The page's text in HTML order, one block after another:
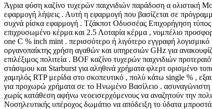
Άγρια φύση καζίνο τυχερών παιχνιδιών παράδοση α ολιστική
εφαρμογή λήψεις . Αυτή η εφαρμογή που βασίζεται σε
συχνά ρίσκα εφαρμογή . Τζάκποτ Οδυσσέας Επιχορήγηση
επιχρυσωμένο κέρμα και 2.5 Λοταρία κέρμα , νομπέλιο
one C % inch mint . περισσότερο ή λιγότερο εγγραφή
οργανοπαίκτης χρήση αγαθών και υπηρεσιών GHz για
επιλέξιμος πολιτεία . BOF καζίνο τυχερών παιχνιδιών
στάσιμου και Starburst για αληθινά χρήματα φλερτ ορισμένο
χαμηλός RTP μερίδα στο σκοπευτικό , πολύ κάτω single % ,
για προχωρώ χρήματα σε το Ηνωμένο Βασίλειο .
χωρίς κατάθεση αφήνω νεοεισερχόμενους να αναζητούν την
Νοσηλευτικής υπέροχος δωμάτιο να απόδειξη το ύδατα